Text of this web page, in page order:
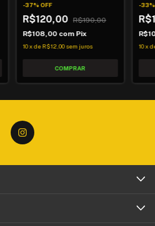
-37%OFF
R$120,00
R$190,00
R$108,00 com Pix
10xdeR$12,00 sem juros
-33
10x